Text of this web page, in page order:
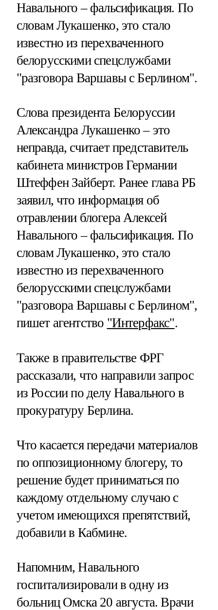
Навального – фальсификация. По
словам Лукашенко, это стало
известно из перехваченного
белорусскими спецслужбами
"разговора Варшавы с Берлином".
Слова президента Белоруссии
Александра Лукашенко – это
неправда, считает представитель
кабинета министров Германии
Штеффен Зайберт. Ранее глава РБ
заявил, что информация об
отравлении блогера Алексей
Навального – фальсификация. По
словам Лукашенко, это стало
известно из перехваченного
белорусскими спецслужбами
"разговора Варшавы с Берлином",
пишет агентство "Интерфакс".
Также в правительстве ФРГ
рассказали, что направили запрос
из России по делу Навального в
прокуратуру Берлина.
Что касается передачи материалов
по оппозиционному блогеру, то
решение будет приниматься по
каждому отдельному случаю с
учетом имеющихся препятствий,
добавили в Кабмине.
Напомним, Навального
госпитализировали в одну из
больниц Омска 20 августа. Врачи